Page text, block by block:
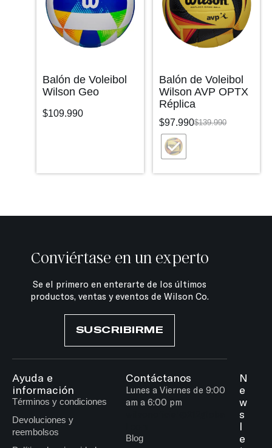
Balón de Voleibol
Wilson Geo
$109.990
Balón de Voleibol
Wilson AVP OPTX
Réplica
$139.990
$97.990
Conviértase en un experto
Se el primero en enterarte de los últimos
productos, ventas y eventos de Wilson Co.
SUSCRIBIRME
Ayuda e
información
Términos y condiciones
Devoluciones y
reembolsos
Contáctanos
Lunes a Viernes de 9:00
am a 6:00 pm
Blog
N
e
w
s
l
e